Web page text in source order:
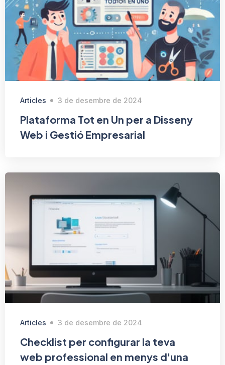
Articles 3 de desembre de 2024
Plataforma Tot en Un per a Disseny
Web i Gestió Empresarial
Articles 3 de desembre de 2024
Checklist per configurar la teva
web professional en menys d'una